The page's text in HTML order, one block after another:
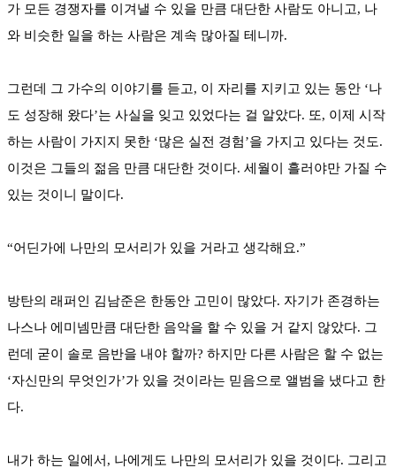
가 모든 경쟁자를 이겨낼 수 있을 만큼 대단한 사람도 아니고, 나
와 비슷한 일을 하는 사람은 계속 많아질 테니까.
그런데 그 가수의 이야기를 듣고, 이 자리를 지키고 있는 동안 ‘나
도 성장해 왔다’는 사실을 잊고 있었다는 걸 알았다. 또, 이제 시작
하는 사람이 가지지 못한 ‘많은 실전 경험’을 가지고 있다는 것도.
이것은 그들의 젊음 만큼 대단한 것이다. 세월이 흘러야만 가질 수
있는 것이니 말이다.
“어딘가에 나만의 모서리가 있을 거라고 생각해요.”
방탄의 래퍼인 김남준은 한동안 고민이 많았다. 자기가 존경하는
나스나 에미넴만큼 대단한 음악을 할 수 있을 거 같지 않았다. 그
런데 굳이 솔로 음반을 내야 할까? 하지만 다른 사람은 할 수 없는
‘자신만의 무엇인가’가 있을 것이라는 믿음으로 앨범을 냈다고 한
다.
내가 하는 일에서, 나에게도 나만의 모서리가 있을 것이다. 그리고